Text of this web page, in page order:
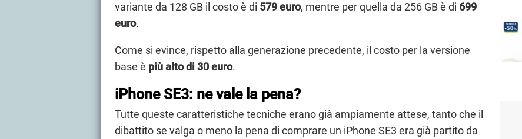
variante da 128 GB il costo è di 579 euro, mentre per quella da 256 GB è di 699
euro.
Come si evince, rispetto alla generazione precedente, il costo per la versione
base è più alto di 30 euro.
iPhone SE3: ne vale la pena?
Tutte queste caratteristiche tecniche erano già ampiamente attese, tanto che il
dibattito se valga o meno la pena di comprare un iPhone SE3 era già partito da